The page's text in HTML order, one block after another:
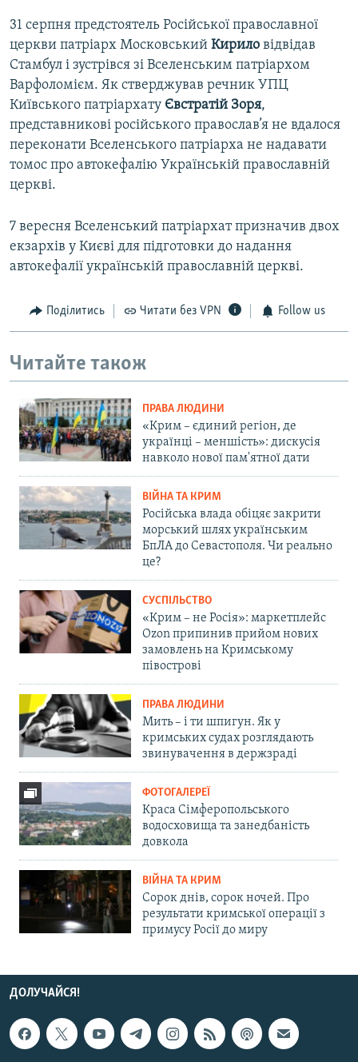
31 серпня предстоятель Російської православної
церкви патріарх Московський Кирило відвідав
Стамбул і зустрівся зі Вселенським патріархом
Варфоломієм. Як стверджував речник УПЦ
Київського патріархату Євстратій Зоря,
представникові російського православ’я не вдалося
переконати Вселенського патріарха не надавати
томос про автокефалію Українській православній
церкві.
7 вересня Вселенський патріархат призначив двох
екзархів у Києві для підготовки до надання
автокефалії українській православній церкві.
Поділитись Читати без VPN Follow us
Читайте також
ПРАВА ЛЮДИНИ
«Крим – єдиний регіон, де
українці – меншість»: дискусія
навколо нової пам'ятної дати
ВІЙНА ТА КРИМ
Російська влада обіцяє закрити
морський шлях українським
БпЛА до Севастополя. Чи реально
це?
СУСПІЛЬСТВО
«Крим – не Росія»: маркетплейс
Ozon припинив прийом нових
замовлень на Кримському
півострові
ПРАВА ЛЮДИНИ
Мить – і ти шпигун. Як у
кримських судах розглядають
звинувачення в держзраді
ФОТОГАЛЕРЕЇ
Краса Сімферопольського
водосховища та занедбаність
довкола
ВІЙНА ТА КРИМ
Сорок днів, сорок ночей. Про
результати кримської операції з
примусу Росії до миру
ДОЛУЧАЙСЯ!